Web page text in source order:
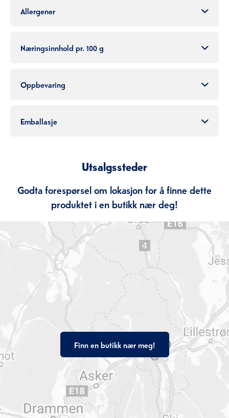
Allergener
Næringsinnhold pr. 100 g
Oppbevaring
Emballasje
Utsalgssteder
Godta forespørsel om lokasjon for å finne dette
produktet i en butikk nær deg!
Finn en butikk nær meg!